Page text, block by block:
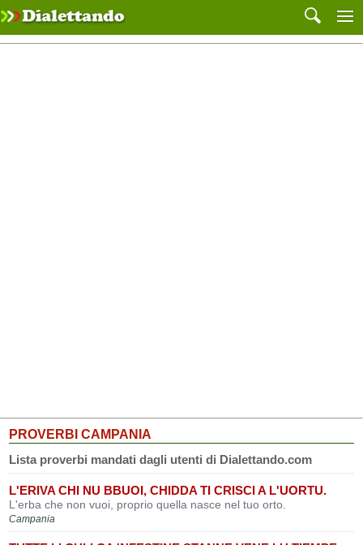
PROVERBI CAMPANIA
Lista proverbi mandati dagli utenti di Dialettando.com
L'ERIVA CHI NU BBUOI, CHIDDA TI CRISCI A L'UORTU.
L'erba che non vuoi, proprio quella nasce nel tuo orto.
Campania